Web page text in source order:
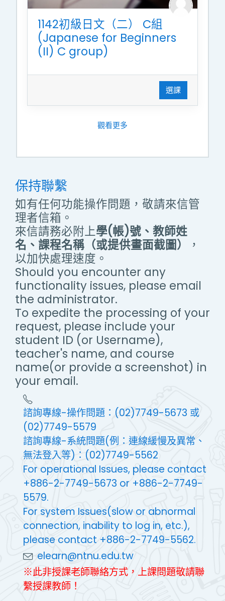
1142初級日文（二） C組
(Japanese for Beginners
(II) C group)
選課
觀看更多
保持聯繫
如有任何功能操作問題，敬請來信管
理者信箱。
來信請務必附上學(帳)號、教師姓
名、課程名稱（或提供畫面截圖）
，
以加快處理速度。
Should you encounter any
functionality issues, please email
the administrator.
To expedite the processing of your
request, please include your
student ID (or Username),
teacher's name, and course
name(or provide a screenshot) in
your email.
諮詢專線-操作問題：(02)7749-5673 或
(02)7749-5579
諮詢專線-系統問題(例：連線緩慢及異常、
無法登入等)：(02)7749-5562
For operational Issues, please contact
+886-2-7749-5673 or +886-2-7749-
5579.
For system Issues(slow or abnormal
connection, inability to log in, etc.),
please contact +886-2-7749-5562.
elearn@ntnu.edu.tw
※此非授課老師聯絡方式，上課問題敬請聯
繫授課教師！